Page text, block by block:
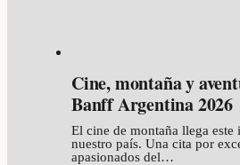
Cine, montaña y
Banff Argentina 2026
El cine de montaña llega
nuestro país. Una cita por
apasionados del…